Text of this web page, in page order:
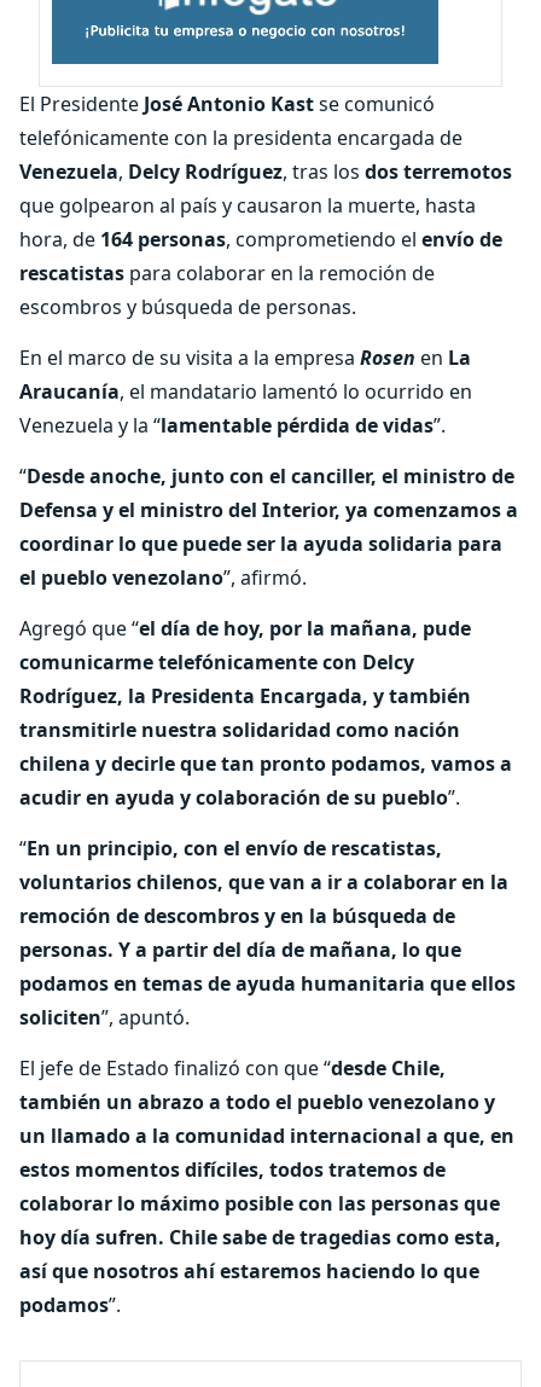
El Presidente José Antonio Kastse comunicó
telefónicamente con la presidenta encargada de
Venezuela, Delcy Rodríguez, tras los dos terremotos
que golpearon al país y causaron la muerte, hasta
hora, de 164 personas, comprometiendo el envío de
rescatistas para colaborar en la remoción de
escombros y búsqueda de personas.
En el marco de su visita a la empresa Rosen en La
Araucanía, el mandatario lamentó lo ocurrido en
Venezuela y la “lamentable pérdida de vidas”.
“Desde anoche, junto con el canciller, el ministro de
Defensa y el ministro del Interior, ya comenzamos a
coordinar lo que puede ser la ayuda solidaria para
el pueblo venezolano”, afirmó.
Agregó que “el día de hoy, por la mañana, pude
comunicarme telefónicamente con Delcy
Rodríguez, la Presidenta Encargada, y también
transmitirle nuestra solidaridad como nación
chilena y decirle que tan pronto podamos, vamos a
acudir en ayuda y colaboración de su pueblo”.
“En un principio, con el envío de rescatistas,
voluntarios chilenos, que van a ir a colaborar en la
remoción de descombros y en la búsqueda de
personas. Y a partir del día de mañana, lo que
podamos en temas de ayuda humanitaria que ellos
soliciten”, apuntó.
El jefe de Estado finalizó con que “desde Chile,
también un abrazo a todo el pueblo venezolano y
un llamado a la comunidad internacional a que, en
estos momentos difíciles, todos tratemos de
colaborar lo máximo posible con las personas que
hoy día sufren. Chile sabe de tragedias como esta,
así que nosotros ahí estaremos haciendo lo que
podamos”.